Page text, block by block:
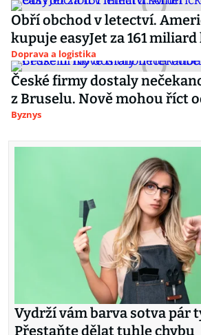
Obří obchod v letectví.
kupuje easyJet za 161
Doprava a logistika
České firmy dostaly
z Bruselu. Nově mohou říct
Byznys
Vydrží vám barva sotva pár
Přestaňte dělat tuhle chybu